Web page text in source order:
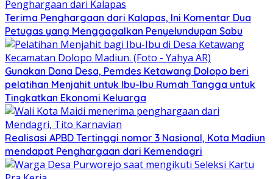
Terima Penghargaan dari Kalapas, Ini Komentar Dua
Petugas yang Menggagalkan Penyelundupan Sabu
Gunakan Dana Desa, Pemdes Ketawang Dolopo beri
pelatihan Menjahit untuk Ibu-Ibu Rumah Tangga untuk
Tingkatkan Ekonomi Keluarga
Realisasi APBD Tertinggi nomor 3 Nasional, Kota Madiun
mendapat Penghargaan dari Kemendagri